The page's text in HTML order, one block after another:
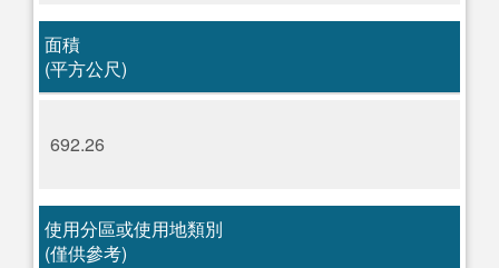
面積
(平方公尺)
692.26
使用分區或使用地類別
(僅供參考)